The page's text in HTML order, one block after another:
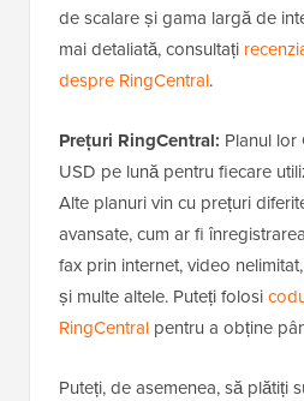
de scalare și gama largă de
mai detaliată, consultați
despre RingCentral.
Prețuri RingCentral: Planul
USD pe lună pentru fiecare
Alte planuri vin cu prețuri
avansate, cum ar fi
fax prin internet, video
și multe altele. Puteți folosi
RingCentral pentru a obține
Puteți, de asemenea, să plătiți